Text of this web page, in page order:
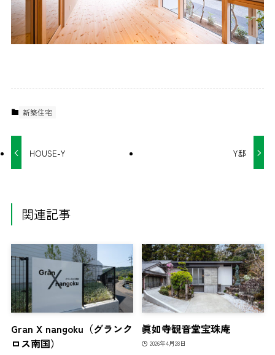
新築住宅
HOUSE-Y Y邸
関連記事
Gran X nangoku（グランク
ロス南国）
眞如寺観音堂宝珠庵
2026年4月28日